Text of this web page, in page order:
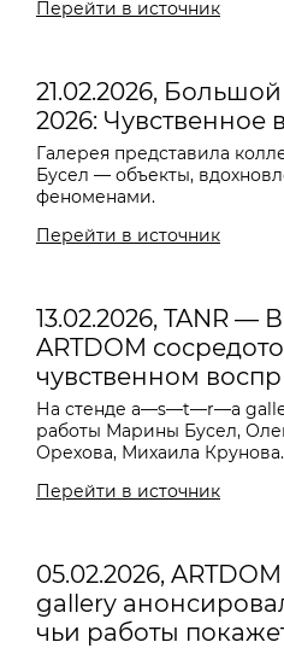
Перейти в источник
21.02.2026,
2026: Чувственное
Галерея представила
Бусел — объекты,
феноменами.
Перейти в источник
13.02.2026, TANR —
ARTDOM
чувственном
На стенде a—s—t—r—a
работы Марины Бусел,
Орехова, Михаила Крунова.
Перейти в источник
05.02.2026,
gallery
чьи работы